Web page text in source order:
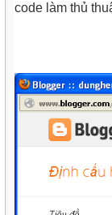
code làm thủ